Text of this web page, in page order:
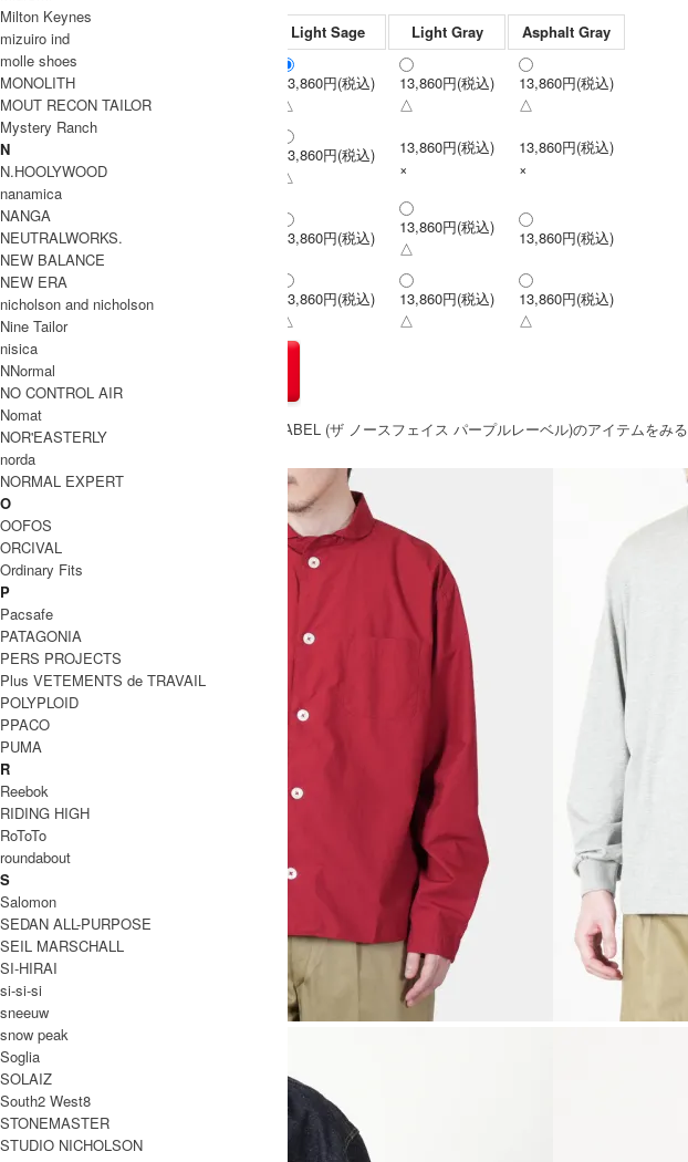
Light Sage Light Gray Asphalt Gray
13,860円(税込)
△
13,860円(税込)
△
13,860円(税込)
△
13,860円(税込)
△
13,860円(税込)
×
13,860円(税込)
×
13,860円(税込)
13,860円(税込)
△
13,860円(税込)
13,860円(税込)
△
13,860円(税込)
△
13,860円(税込)
△
» もうすこしTHE NORTH FACE PURPLE LABEL (ザ ノースフェイス パープルレーベル)のアイテムをみる
Milton Keynes
mizuiro ind
molle shoes
MONOLITH
MOUT RECON TAILOR
Mystery Ranch
N
N.HOOLYWOOD
nanamica
NANGA
NEUTRALWORKS.
NEW BALANCE
NEW ERA
nicholson and nicholson
Nine Tailor
nisica
NNormal
NO CONTROL AIR
Nomat
NOR'EASTERLY
norda
NORMAL EXPERT
O
OOFOS
ORCIVAL
Ordinary Fits
P
Pacsafe
PATAGONIA
PERS PROJECTS
Plus VETEMENTS de TRAVAIL
POLYPLOID
PPACO
PUMA
R
Reebok
RIDING HIGH
RoToTo
roundabout
S
Salomon
SEDAN ALL-PURPOSE
SEIL MARSCHALL
SI-HIRAI
si-si-si
sneeuw
snow peak
Soglia
SOLAIZ
South2 West8
STONEMASTER
STUDIO NICHOLSON